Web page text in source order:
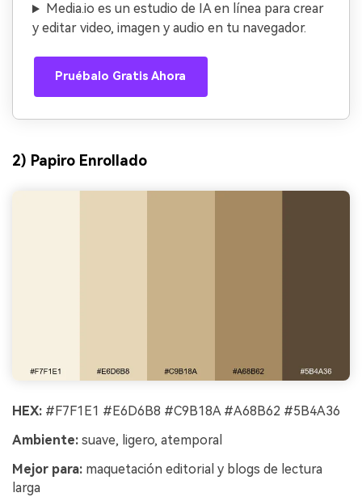
Media.io es un estudio de IA en línea para crear
y editar video, imagen y audio en tu navegador.
Pruébalo Gratis Ahora
2) Papiro Enrollado
HEX: #F7F1E1 #E6D6B8 #C9B18A #A68B62 #5B4A36
Ambiente: suave, ligero, atemporal
Mejor para: maquetación editorial y blogs de lectura
larga